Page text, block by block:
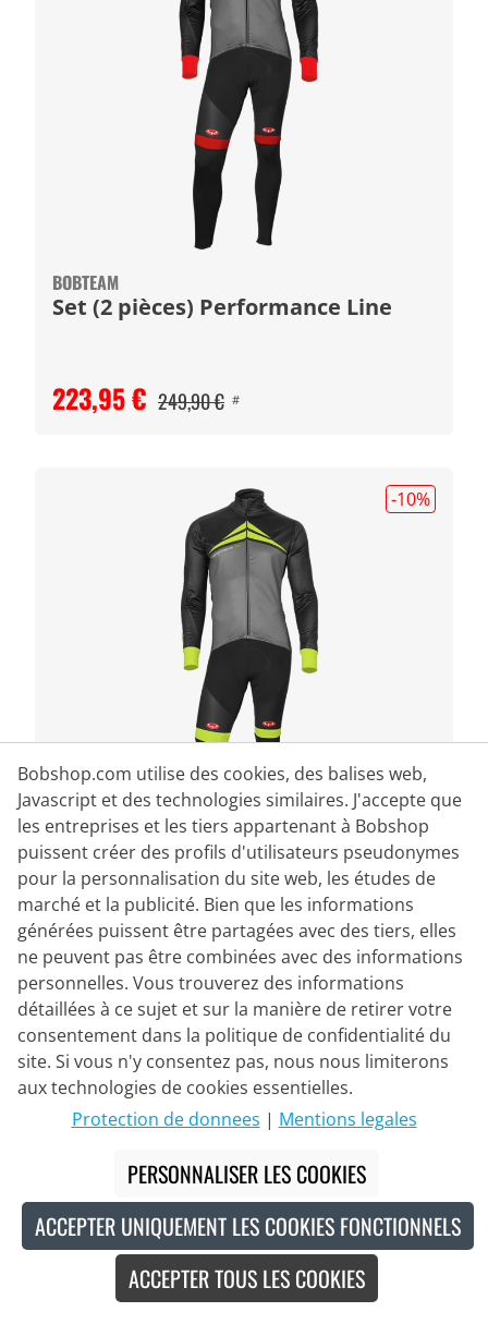
BOBTEAM
Set (2 pièces) Performance Line
223,95 € 249,90 € #
-10%
BOBTEAM
Set (2 pièces) Performance Line
223,95 € 249,90 € #
Bobshop.com utilise des cookies, des balises web,
Javascript et des technologies similaires. J'accepte que
les entreprises et les tiers appartenant à Bobshop
puissent créer des profils d'utilisateurs pseudonymes
pour la personnalisation du site web, les études de
marché et la publicité. Bien que les informations
générées puissent être partagées avec des tiers, elles
ne peuvent pas être combinées avec des informations
personnelles. Vous trouverez des informations
détaillées à ce sujet et sur la manière de retirer votre
consentement dans la politique de confidentialité du
site. Si vous n'y consentez pas, nous nous limiterons
aux technologies de cookies essentielles.
Protection de donnees | Mentions legales
PERSONNALISER LES COOKIES
ACCEPTER UNIQUEMENT LES COOKIES FONCTIONNELS
ACCEPTER TOUS LES COOKIES